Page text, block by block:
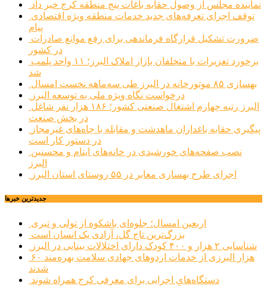
نماینده مجلس از وصول حقابه باغات پنج منطقه کرج خبر داد
پیام
در کشور
شد
بهسازی ۸۵ موتورخانه در البرز طی سه‌ماهه نخست امسال
درخواست نگاه ویژه ملی به توسعه البرز
در بخش صنعت
در دستور کار است
البرز
اجرای طرح بهسازی معابر در ۵۵ روستای استان البرز
جديدترين خبرها
اربعین امسال؛ جلوه‌ای باشکوه از تولی و تبری
بزرگ‌ترین تاج گل، آزادی یک انسان است
شناسایی ۲ هزار و ۴۰۰ کودک دارای اختلالات بینایی در البرز
۶۰ هزار البرزی از خدمات اردوهای جهادی سلامت بهره‌مند
شدند
دستگاه‌های اجرایی برای معرفی کرج همراه شوند